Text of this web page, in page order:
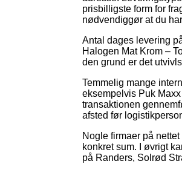
prisbilligste form for
nødvendiggør at du
Antal dages levering
Halogen Mat Krom –
den grund er det
Temmelig mange
eksempelvis Puk
transaktionen
afsted før
Nogle firmaer på
konkret sum. I øvrigt
på Randers, Solrød